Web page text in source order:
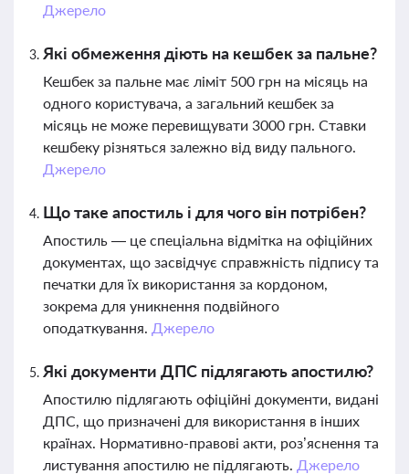
Джерело
Які обмеження діють на кешбек за пальне?
Кешбек за пальне має ліміт 500 грн на місяць на
одного користувача, а загальний кешбек за
місяць не може перевищувати 3000 грн. Ставки
кешбеку різняться залежно від виду пального.
Джерело
Що таке апостиль і для чого він потрібен?
Апостиль — це спеціальна відмітка на офіційних
документах, що засвідчує справжність підпису та
печатки для їх використання за кордоном,
зокрема для уникнення подвійного
оподаткування. Джерело
Які документи ДПС підлягають апостилю?
Апостилю підлягають офіційні документи, видані
ДПС, що призначені для використання в інших
країнах. Нормативно-правові акти, роз’яснення та
листування апостилю не підлягають. Джерело